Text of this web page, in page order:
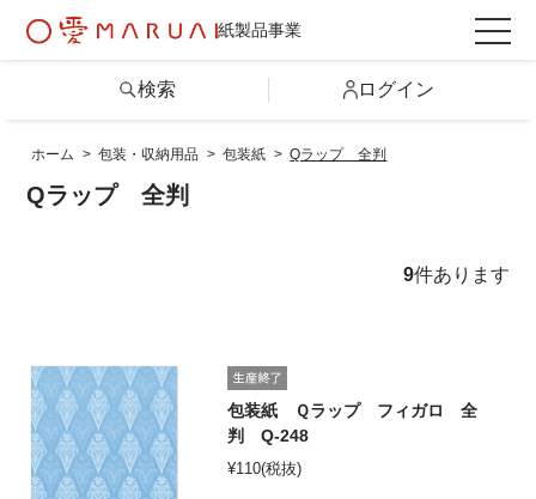
紙製品事業
カテゴリから探す
シリーズから探す
検索 ログイン
ホーム > 包装・収納用品 > 包装紙 > Qラップ 全判
Qラップ 全判
9件あります
包装紙 Ｑラップ フィガロ 全
判 Q-248
¥110(税抜)